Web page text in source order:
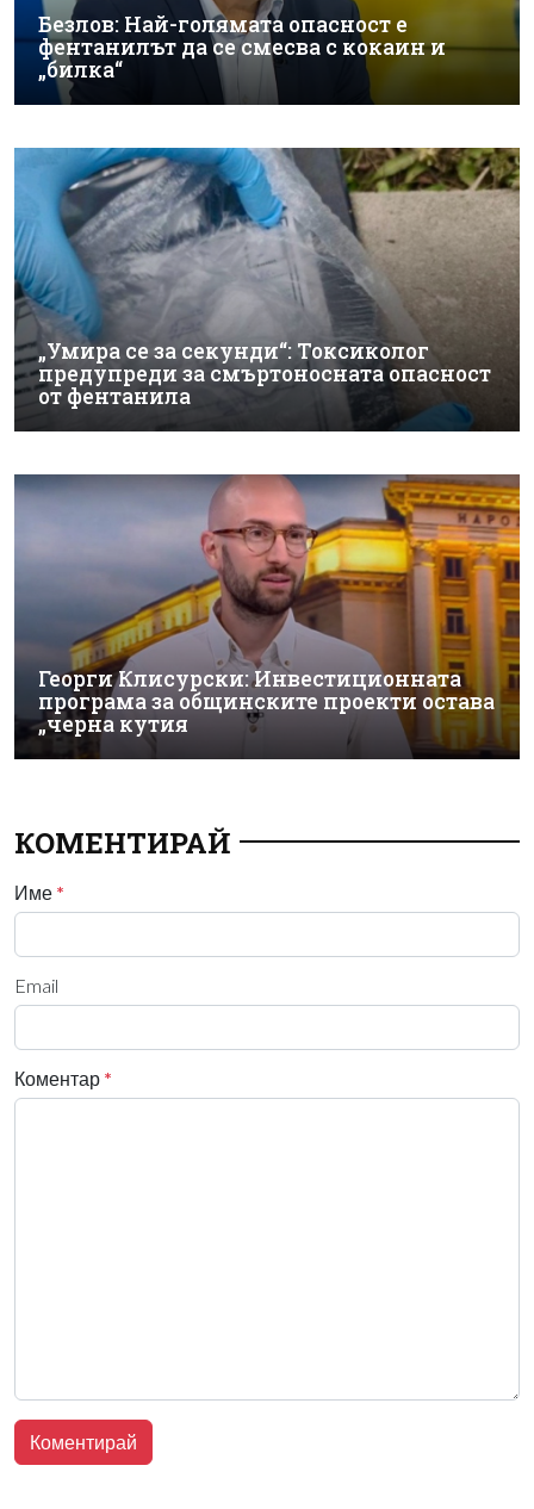
Безлов: Най-голямата опасност е
фентанилът да се смесва с кокаин и
„билка“
„Умира се за секунди“: Токсиколог
предупреди за смъртоносната опасност
от фентанила
Георги Клисурски: Инвестиционната
програма за общинските проекти остава
„черна кутия
КОМЕНТИРАЙ
Име *
Email
Коментар *